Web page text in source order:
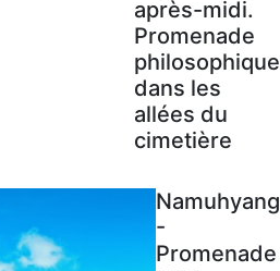
après-midi.
Promenade
philosophique
dans les
allées du
cimetière
Namuhyang
-
Promenade